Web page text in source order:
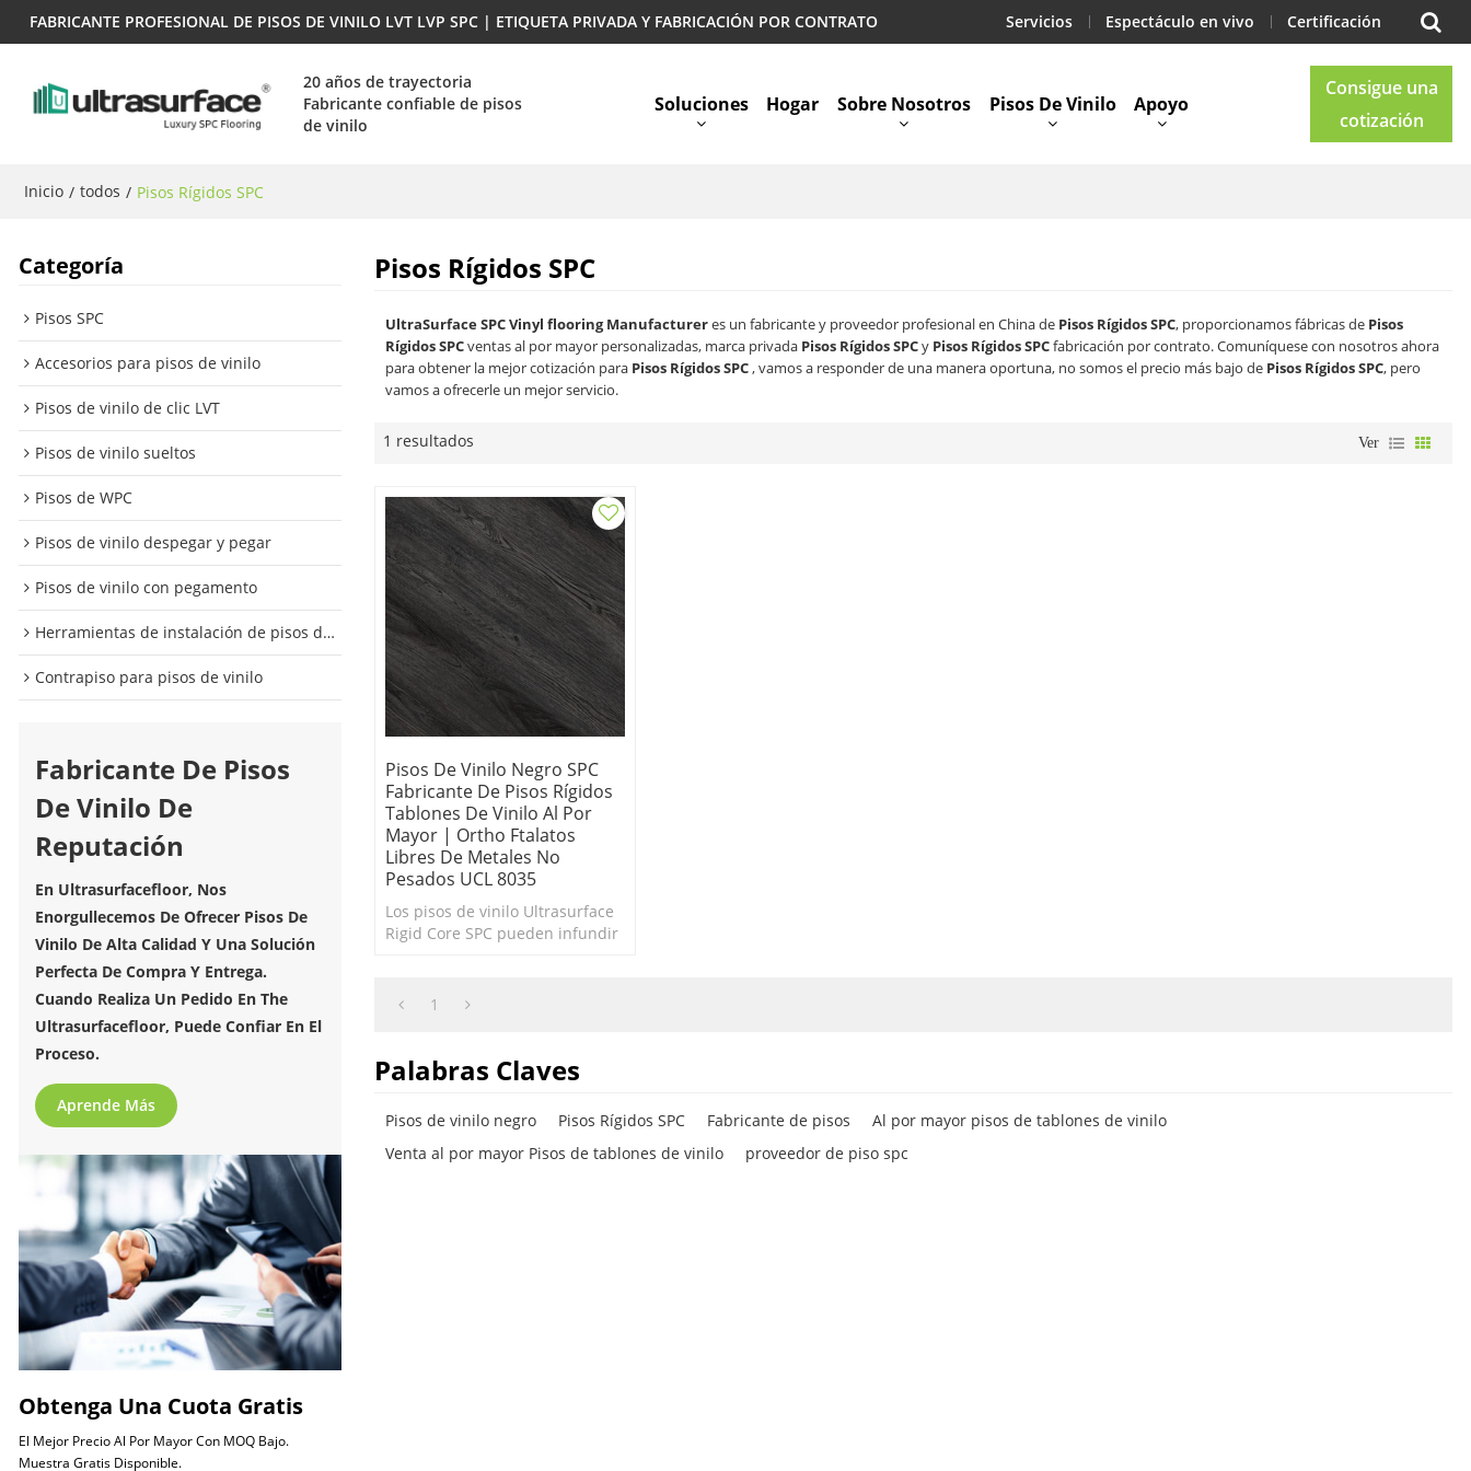
FABRICANTE PROFESIONAL DE PISOS DE VINILO LVT LVP SPC | ETIQUETA PRIVADA Y FABRICACIÓN POR CONTRATO Servicios Espectáculo en vivo Certificación
20 años de trayectoria
Fabricante confiable de pisos
de vinilo
Soluciones Hogar Sobre Nosotros Pisos De Vinilo Apoyo
Consigue una
cotización
Inicio / todos / Pisos Rígidos SPC
Categoría
Pisos SPC
Accesorios para pisos de vinilo
Pisos de vinilo de clic LVT
Pisos de vinilo sueltos
Pisos de WPC
Pisos de vinilo despegar y pegar
Pisos de vinilo con pegamento
Herramientas de instalación de pisos de vinilo
Contrapiso para pisos de vinilo
Fabricante De Pisos
De Vinilo De
Reputación
En Ultrasurfacefloor, Nos
Enorgullecemos De Ofrecer Pisos De
Vinilo De Alta Calidad Y Una Solución
Perfecta De Compra Y Entrega.
Cuando Realiza Un Pedido En The
Ultrasurfacefloor, Puede Confiar En El
Proceso.
Aprende Más
Obtenga Una Cuota Gratis
El Mejor Precio Al Por Mayor Con MOQ Bajo.
Muestra Gratis Disponible.
Pisos Rígidos SPC
UltraSurface SPC Vinyl flooring Manufactureres un fabricante y proveedor profesional en China de Pisos Rígidos SPC, proporcionamos fábricas de Pisos
Rígidos SPCventas al por mayor personalizadas, marca privada Pisos Rígidos SPCy Pisos Rígidos SPCfabricación por contrato. Comuníquese con nosotros ahora
para obtener la mejor cotización para Pisos Rígidos SPC, vamos a responder de una manera oportuna, no somos el precio más bajo de Pisos Rígidos SPC, pero
vamos a ofrecerle un mejor servicio.
1 resultados Ver
Pisos De Vinilo Negro SPC
Fabricante De Pisos Rígidos
Tablones De Vinilo Al Por
Mayor | Ortho Ftalatos
Libres De Metales No
Pesados UCL 8035
Los pisos de vinilo Ultrasurface
Rigid Core SPC pueden infundir
Extremadamente duradero.
1
Palabras Claves
Pisos de vinilo negro Pisos Rígidos SPC Fabricante de pisos
Al por mayor pisos de tablones de vinilo
Venta al por mayor Pisos de tablones de vinilo
proveedor de piso spc